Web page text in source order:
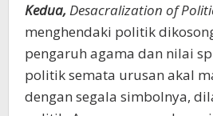
Kedua, Desacralization of
menghendaki politik
pengaruh agama dan nilai
politik semata urusan akal
dengan segala simbolnya,